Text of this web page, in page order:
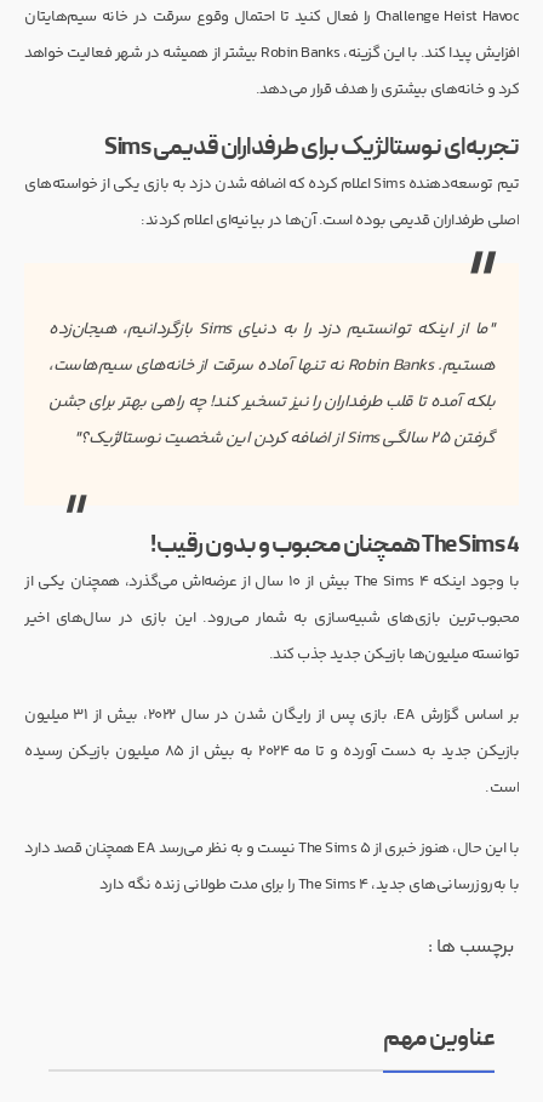
Challenge Heist Havoc را فعال کنید تا احتمال وقوع سرقت در خانه سیم‌هایتان
افزایش پیدا کند. با این گزینه، Robin Banks بیشتر از همیشه در شهر فعالیت خواهد
کرد و خانه‌های بیشتری را هدف قرار می‌دهد.
تجربه‌ای نوستالژیک برای طرفداران قدیمی Sims
تیم توسعه‌دهنده Sims اعلام کرده که اضافه شدن دزد به بازی یکی از خواسته‌های
اصلی طرفداران قدیمی بوده است. آن‌ها در بیانیه‌ای اعلام کردند:
"ما از اینکه توانستیم دزد را به دنیای Sims بازگردانیم، هیجان‌زده
هستیم. Robin Banks نه تنها آماده سرقت از خانه‌های سیم‌هاست،
بلکه آمده تا قلب طرفداران را نیز تسخیر کند! چه راهی بهتر برای جشن
گرفتن ۲۵ سالگی Sims از اضافه کردن این شخصیت نوستالژیک؟"
The Sims 4 همچنان محبوب و بدون رقیب!
با وجود اینکه The Sims 4 بیش از ۱۰ سال از عرضه‌اش می‌گذرد، همچنان یکی از
محبوب‌ترین بازی‌های شبیه‌سازی به شمار می‌رود. این بازی در سال‌های اخیر
توانسته میلیون‌ها بازیکن جدید جذب کند.
بر اساس گزارش EA، بازی پس از رایگان شدن در سال ۲۰۲۲، بیش از ۳۱ میلیون
بازیکن جدید به دست آورده و تا مه ۲۰۲۴ به بیش از ۸۵ میلیون بازیکن رسیده
است.
با این حال، هنوز خبری از The Sims 5 نیست و به نظر می‌رسد EA همچنان قصد دارد
با به‌روزرسانی‌های جدید، The Sims 4 را برای مدت طولانی زنده نگه دارد
برچسب ها :
عناوین مهم